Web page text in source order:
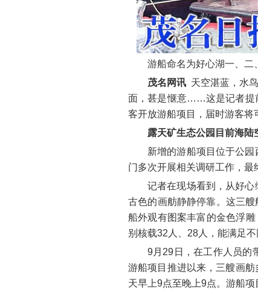
游船命名为好心湖一、二
茂名网讯 天空湛蓝，水
面，甚是惬意……这是记者提
客开放游船项目，届时游客将
露天矿生态公园目前海陆
新增的游船项目位于公
门多次开展相关调研工作，
记者在现场看到，从好
古色的画舫静静停靠。这三艘
船外观有图案丰富的金色浮
别核载32人、28人，能满足不
9月29日，在工作人员的
游船项目推进以来，三艘画
天早上9点至晚上9点。游船